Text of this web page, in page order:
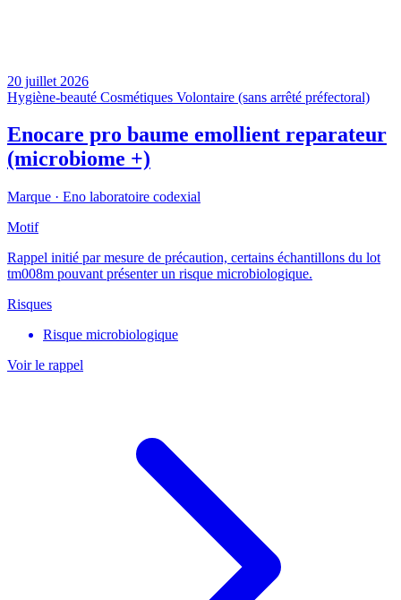
20 juillet 2026
Hygiène-beauté Cosmétiques Volontaire (sans arrêté préfectoral)
Enocare pro baume emollient reparateur
(microbiome +)
Marque · Eno laboratoire codexial
Motif
Rappel initié par mesure de précaution, certains échantillons du lot
tm008m pouvant présenter un risque microbiologique.
Risques
Risque microbiologique
Voir le rappel